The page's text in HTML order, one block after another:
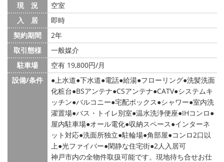
現 況
空室
入 居
即時
契約期間
2年
取引態様
一般媒介
駐車場
空有 19,800円/月
設備/条件
上水道 下水道 電話 給湯 フローリング 洗髪洗面
化粧台 BSアンテナ CSアンテナ CATV システムキ
ッチン バルコニー 宅配ボックス シャワー 室内洗
濯置場 バス・トイレ別室 温水洗浄便座 IHコンロ
屋内駐車場 オール電化 収納スペース インターネ
ット対応 洗面所独立 駐輪場 角部屋 コンロ2口以
上 光ファイバー 閑静な住宅街 2人入居可
神戸市内の全物件取扱可能です。現地待ち合せお仕